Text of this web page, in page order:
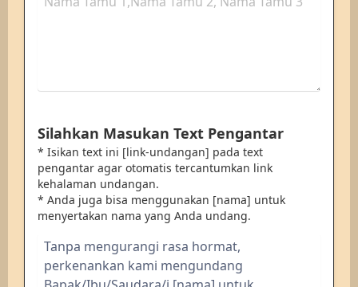
Silahkan Masukan Text Pengantar
* Isikan text ini [link-undangan] pada text
pengantar agar otomatis tercantumkan link
kehalaman undangan.
* Anda juga bisa menggunakan [nama] untuk
menyertakan nama yang Anda undang.